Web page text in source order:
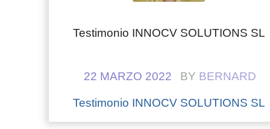
Testimonio INNOCV SOLUTIONS SL
22 MARZO 2022 BY BERNARD
Testimonio INNOCV SOLUTIONS SL